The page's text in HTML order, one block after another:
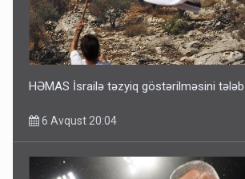
HƏMAS İsrailə təzyiq göstərilməsini
6 Avqust 20:04